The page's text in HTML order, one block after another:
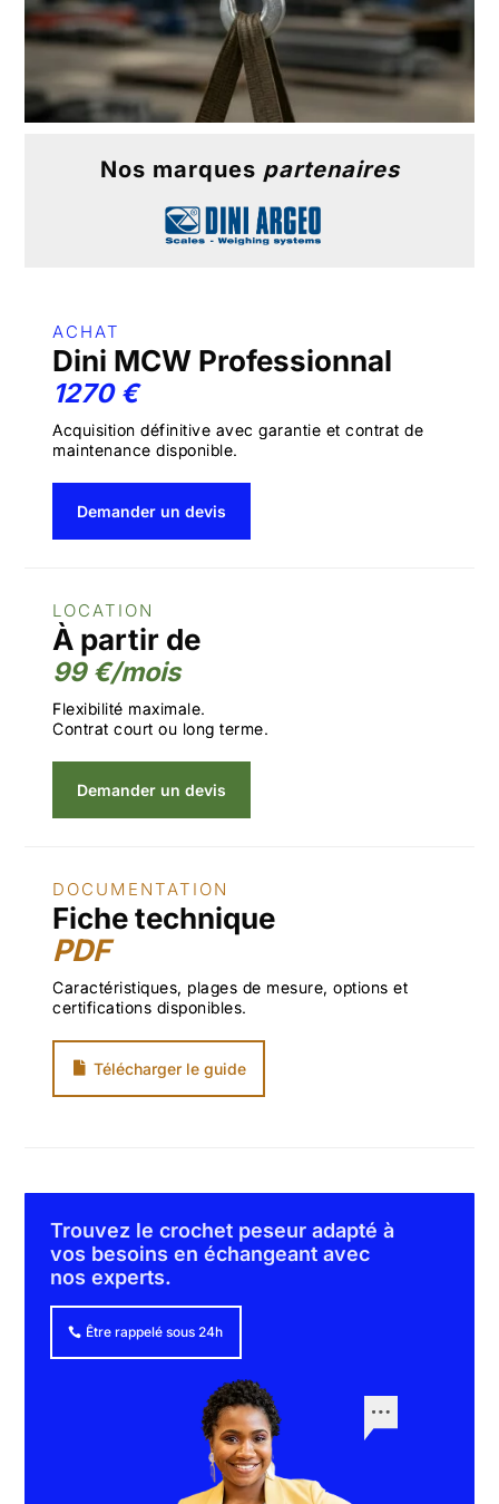
Nos marques partenaires
ACHAT
Dini MCW Professionnal
1270 €
Acquisition définitive avec garantie et contrat de
maintenance disponible.
Demander un devis
LOCATION
À partir de
99 €/mois
Flexibilité maximale.
Contrat court ou long terme.
Demander un devis
DOCUMENTATION
Fiche technique
PDF
Caractéristiques, plages de mesure, options et
certifications disponibles.
Télécharger le guide
Trouvez le crochet peseur adapté à
vos besoins en échangeant avec
nos experts.
Être rappelé sous 24h